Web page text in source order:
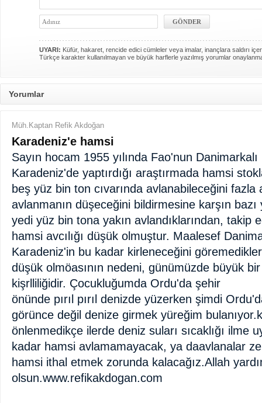
UYARI: Küfür, hakaret, rencide edici cümleler veya imalar, inançlara saldırı
Türkçe karakter kullanılmayan ve büyük harflerle yazılmış yorumlar
Yorumlar
Müh.Kaptan Refik Akdoğan
Karadeniz'e hamsi
Sayın hocam 1955 yılında Fao'nun
Karadeniz'de yaptırdığı araştırmada hamsi
beş yüz bin ton cıvarında avlanabileceğini fazla
avlanmanın düşeceğini bildirmesine karşın bazı
yedi yüz bin tona yakın avlandıklarından, takip
hamsi avcılığı düşük olmuştur. Maalesef
Karadeniz'in bu kadar kirleneceğini
düşük olmöasının nedeni, günümüzde büyük
kişrlliliğidir. Çocukluğumda Ordu'da şehir
önünde pırıl pırıl denizde yüzerken şimdi
görünce değil denize girmek yüreğim
önlenmedikçe ilerde deniz suları sıcaklığı ilme
kadar hamsi avlamamayacak, ya daavlanalar
hamsi ithal etmek zorunda kalacağız.Allah
olsun.www.refikakdogan.com